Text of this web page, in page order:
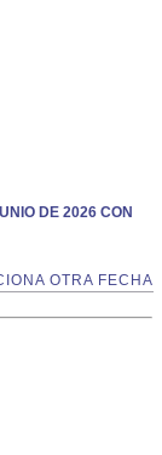
DE 2026 CON
OTRA FECHA